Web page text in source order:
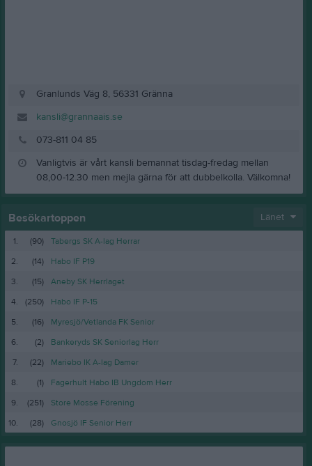
Granlunds Väg 8, 56331 Gränna
kansli@grannaais.se
073-811 04 85
Vanligtvis är vårt kansli bemannat tisdag-fredag mellan
08,00-12.30 men mejla gärna för att dubbelkolla. Välkomna!
Besökartoppen Länet
1. (90)
Tabergs SK A-lag Herrar
2.
(14)
Habo IF P19
3.
(15)
Aneby SK Herrlaget
4.
(250)
Habo IF P-15
5.
(16)
Myresjö/Vetlanda FK Senior
6.
(2)
Bankeryds SK Seniorlag Herr
7.
(22)
Mariebo IK A-lag Damer
8.
(1)
Fagerhult Habo IB Ungdom Herr
9.
(251)
Store Mosse Förening
10.
(28) Gnosjö IF Senior Herr